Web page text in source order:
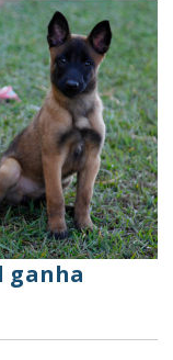
ganha